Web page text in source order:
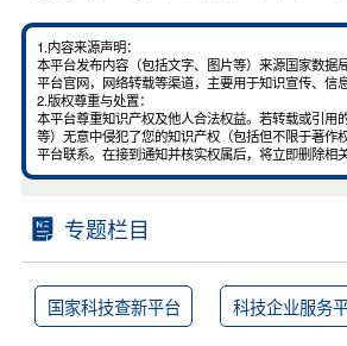
1.内容来源声明：
本平台发布内容（包括文字、图片等）来源国家数据
平台官网，网络转载等渠道，主要用于知识宣传、信
2.版权尊重与处置：
本平台尊重知识产权及他人合法权益。若转载或引用
等）无意中侵犯了您的知识产权（包括但不限于著作
平台联系。在接到通知并核实权属后，将立即删除相
专题栏目
国家科技查新平台 科技企业服务